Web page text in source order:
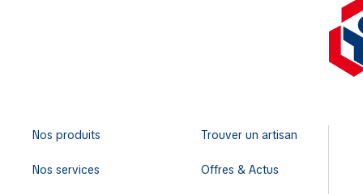
Nos produits
Nos services
Trouver un artisan
Offres & Actus